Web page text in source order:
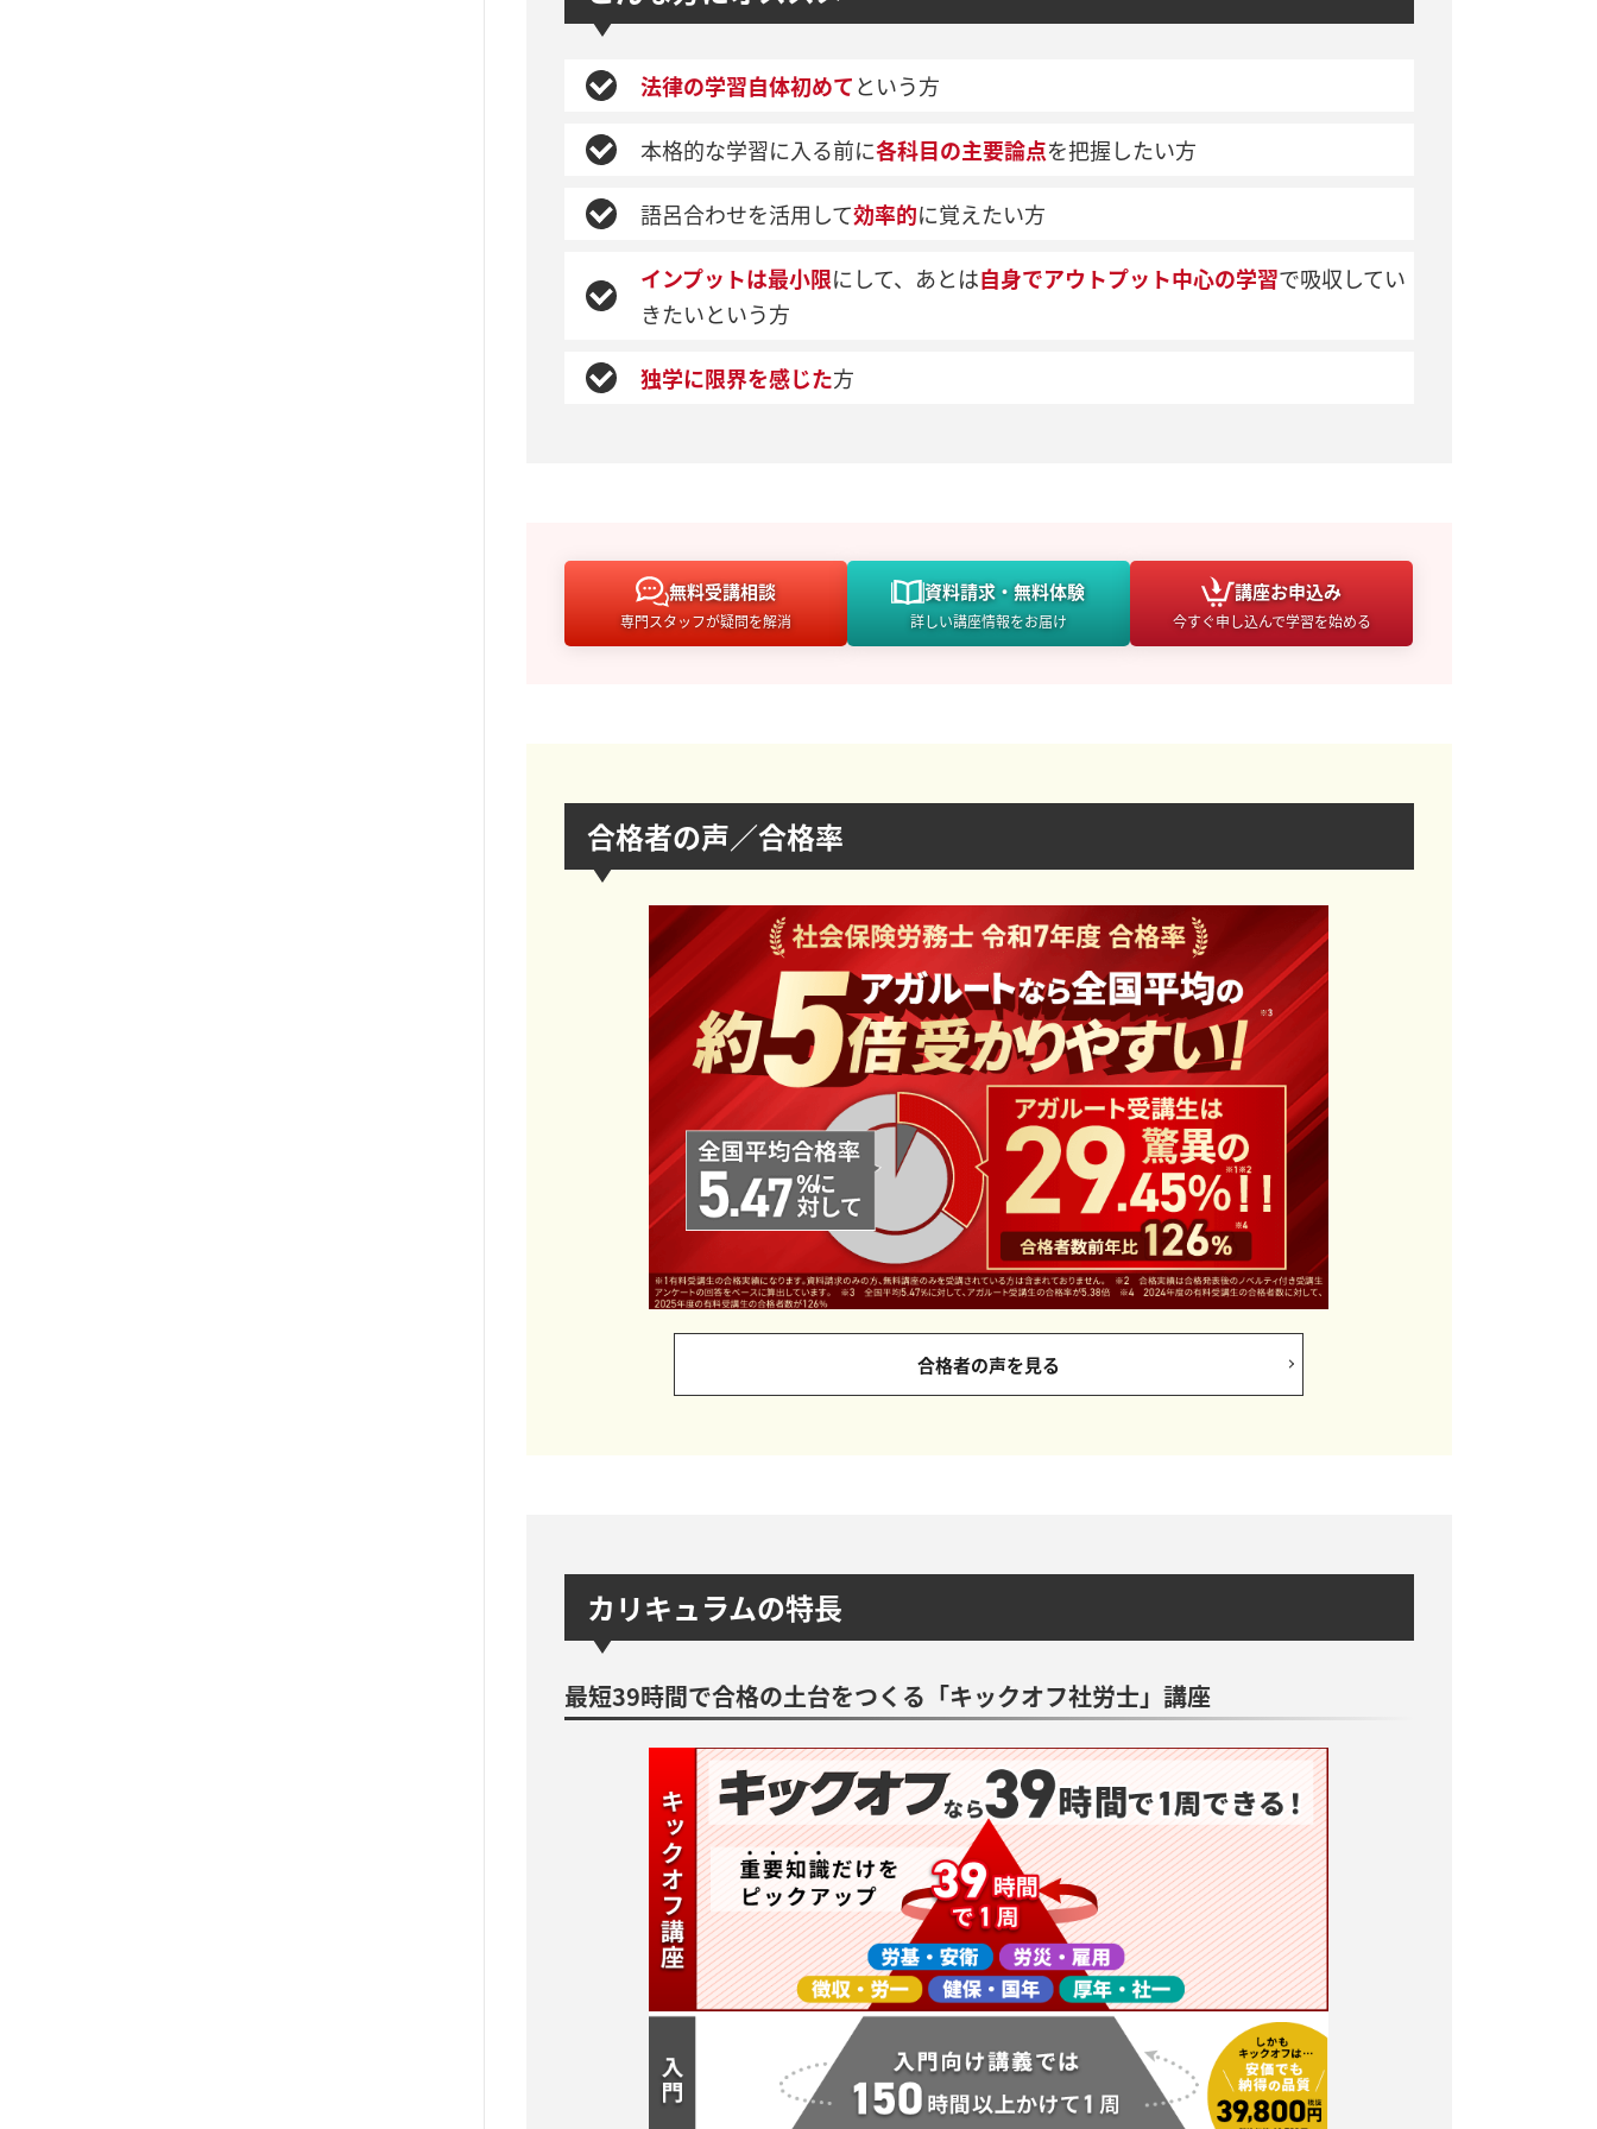
法律の学習自体初めてという方
本格的な学習に入る前に各科目の主要論点を把握したい方
語呂合わせを活用して効率的に覚えたい方
インプットは最小限にして、あとは自身でアウトプット中心の学習で吸収してい
きたいという方
独学に限界を感じた方
無料受講相談
専門スタッフが疑問を解消
資料請求・無料体験
詳しい講座情報をお届け
講座お申込み
今すぐ申し込んで学習を始める
合格者の声／合格率
合格者の声を見る
カリキュラムの特長
最短39時間で合格の土台をつくる「キックオフ社労士」講座